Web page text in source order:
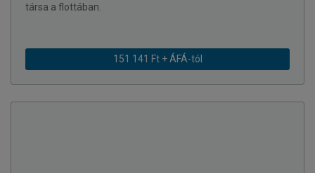
társa a flottában.
151 141 Ft + ÁFÁ-tól